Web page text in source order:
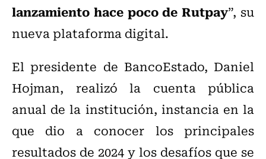
lanzamiento hace poco de Rutpay”, su
nueva plataforma digital.
El presidente de BancoEstado, Daniel
Hojman, realizó la cuenta pública
anual de la institución, instancia en la
que dio a conocer los principales
resultados de 2024 y los desafíos que se